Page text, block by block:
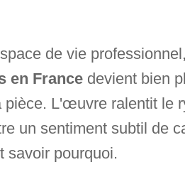
de vie
en Francedevient bien
pièce. L'œuvre ralentit le
un sentiment subtil de
savoir pourquoi.